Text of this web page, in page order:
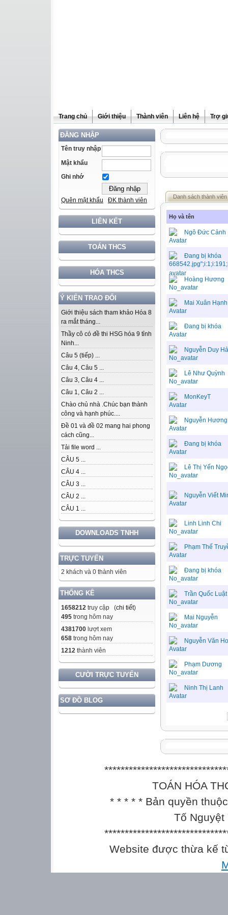
Trang chủ Giới thiệu Thành viên Liên hệ Trợ
ĐĂNG NHẬP
Tên truy nhập
Mật khẩu
Ghi nhớ
Quên mật khẩu ĐK thành viên
LIÊN KẾT
TOÁN THCS
HÓA THCS
Ý KIẾN TRAO ĐỔI
Giới thiệu sách tham khảo Hóa 8
ra mắt tháng...
Thầy cô có đề thi HSG hóa 9 tỉnh
Ninh...
Câu 5 (tiếp) ...
Câu 4, Câu 5 ...
Câu 3, Câu 4 ...
Câu 1, Câu 2 ...
Chào chủ nhà .Chúc bạn thành
công và hạnh phúc....
Đề 01 và đề 02 mang hai phong
cách cũng...
Tải file word ...
CÂU 5 ...
CÂU 4 ...
CÂU 3 ...
CÂU 2 ...
CÂU 1 ...
DOWNLOADS TNHH
TRỰC TUYẾN
2 khách và 0 thành viên
THỐNG KÊ
1658212 truy cập (chi tiết)
495 trong hôm nay
4381700 lượt xem
658 trong hôm nay
1212 thành viên
CƯỜI TRỰC TUYẾN
SƠ ĐỒ BLOG
Danh sách thành
Họ và tên
Ngô Đức Cảnh
Đang bị khóa
Hoàng Hương
Mai Xuân Hạnh
Đang bị khóa
Nguyễn Duy
Lê Như Quỳnh
MonKeyT
Nguyễn Hương
Đang bị khóa
Lê Thị Yến
Nguyễn Viết
Linh Linh Chi
Phạm Thế
Đang bị khóa
Trần Quốc Luật
Mai Nguyễn
Nguyễn Văn
Phạm Dương
Ninh Thị Lanh
TOÁN HÓA
* * * * * Bản quyền
Tố Nguyệt
Website được thừa kế